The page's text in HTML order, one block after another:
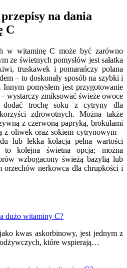
na dania
C
w witaminę C może być zarówno
ze świetnych pomysłów jest sałatka
truskawek i pomarańczy polana
– to doskonały sposób na szybki i
pomysłem jest przygotowanie
wystarczy zmiksować świeże owoce
trochę soku z cytryny dla
zdrowotnych. Można także
z czerwoną papryką, brokułami
z oliwek oraz sokiem cytrynowym –
lub lekka kolacja pełna wartości
kolejna świetna opcja; można
wzbogacony świeżą bazylią lub
orzechów nerkowca dla chrupkości i
dużo witaminy C?
kwas askorbinowy, jest jednym z
które wspierają…